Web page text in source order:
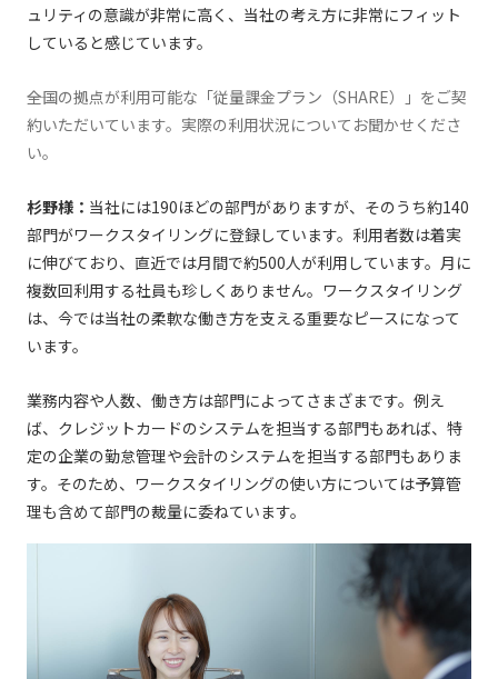
ュリティの意識が⾮常に⾼く、当社の考え⽅に⾮常にフィット
していると感じています。
――全国の拠点が利⽤可能な「従量課⾦プラン（SHARE）」をご契
約いただいています。実際の利⽤状況についてお聞かせくださ
い。
杉野様： 当社には190ほどの部⾨がありますが、そのうち約140
部⾨がワークスタイリングに登録しています。利⽤者数は着実
に伸びており、直近では⽉間で約500⼈が利⽤しています。⽉に
複数回利⽤する社員も珍しくありません。ワークスタイリング
は、今では当社の柔軟な働き⽅を⽀える重要なピースになって
います。
業務内容や⼈数、働き⽅は部⾨によってさまざまです。例え
ば、クレジットカードのシステムを担当する部⾨もあれば、特
定の企業の勤怠管理や会計のシステムを担当する部⾨もありま
す。そのため、ワークスタイリングの使い⽅については予算管
理も含めて部⾨の裁量に委ねています。